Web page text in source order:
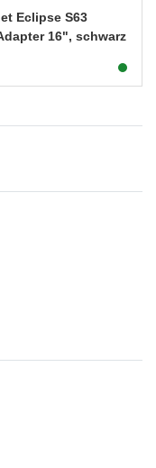
Eclipse S63
16", schwarz